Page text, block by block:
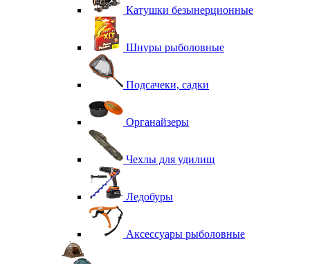
Катушки безынерционные
Шнуры рыболовные
Подсачеки, садки
Органайзеры
Чехлы для удилищ
Ледобуры
Аксессуары рыболовные